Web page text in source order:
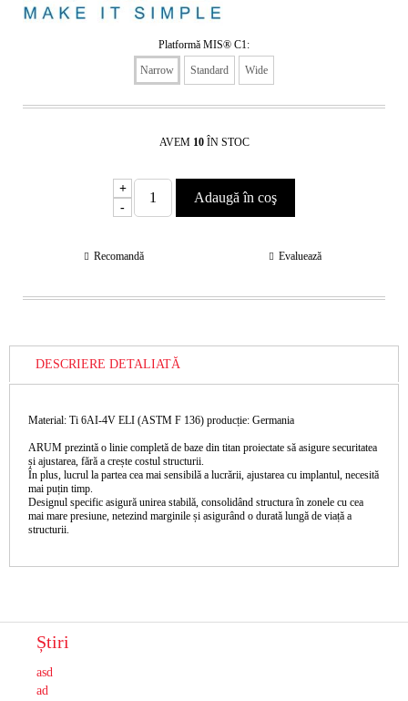
Platformă MIS® C1:
Narrow
Standard Wide
AVEM 10 ÎN STOC
+
-
Recomandă Evaluează
DESCRIERE DETALIATĂ
Material: Ti 6AI-4V ELI (ASTM F 136) producție: Germania
ARUM prezintă o linie completă de baze din titan proiectate să asigure securitatea
și ajustarea, fără a crește costul structurii.
În plus, lucrul la partea cea mai sensibilă a lucrării, ajustarea cu implantul, necesită
mai puțin timp.
Designul specific asigură unirea stabilă, consolidând structura în zonele cu cea
mai mare presiune, netezind marginile și asigurând o durată lungă de viață a
structurii.
Știri
asd
ad